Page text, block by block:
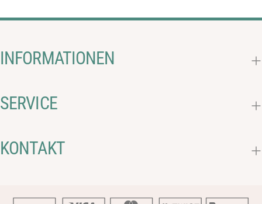
INFORMATIONEN
SERVICE
KONTAKT